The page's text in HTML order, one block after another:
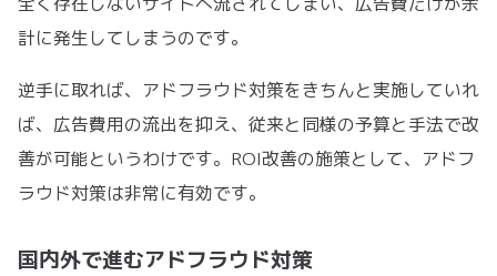
計に発生してしまうのです。
逆手に取れば、アドフラウド対策をきちんと実施していれ
ば、広告費用の流出を抑え、従来と同様の予算と手法で改
善が可能というわけです。ROI改善の施策として、アドフ
ラウド対策は非常に有効です。
国内外で進むアドフラウド対策